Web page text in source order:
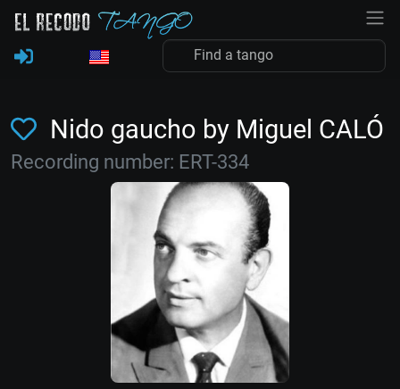
Nido gaucho by Miguel CALÓ
Recording number: ERT-334